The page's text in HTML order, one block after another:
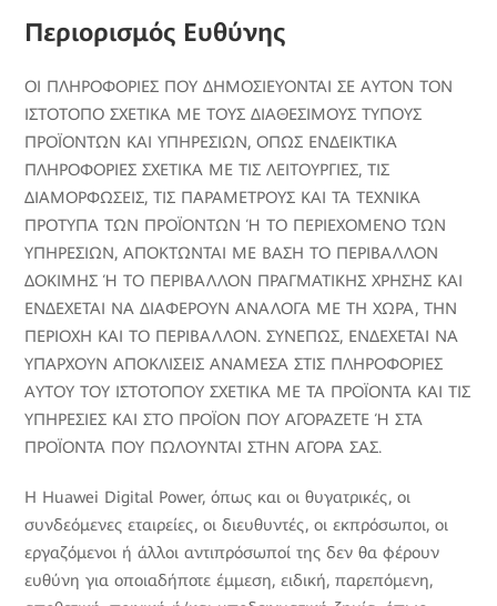
Περιορισμός Ευθύνης
ΟΙ ΠΛΗΡΟΦΟΡΙΕΣ ΠΟΥ ΔΗΜΟΣΙΕΥΟΝΤΑΙ ΣΕ ΑΥΤΟΝ ΤΟΝ
ΙΣΤΟΤΟΠΟ ΣΧΕΤΙΚΑ ΜΕ ΤΟΥΣ ΔΙΑΘΕΣΙΜΟΥΣ ΤΥΠΟΥΣ
ΠΡΟΪΟΝΤΩΝ ΚΑΙ ΥΠΗΡΕΣΙΩΝ, ΟΠΩΣ ΕΝΔΕΙΚΤΙΚΑ
ΠΛΗΡΟΦΟΡΙΕΣ ΣΧΕΤΙΚΑ ΜΕ ΤΙΣ ΛΕΙΤΟΥΡΓΙΕΣ, ΤΙΣ
ΔΙΑΜΟΡΦΩΣΕΙΣ, ΤΙΣ ΠΑΡΑΜΕΤΡΟΥΣ ΚΑΙ ΤΑ ΤΕΧΝΙΚΑ
ΠΡΟΤΥΠΑ ΤΩΝ ΠΡΟΪΟΝΤΩΝ Ή ΤΟ ΠΕΡΙΕΧΟΜΕΝΟ ΤΩΝ
ΥΠΗΡΕΣΙΩΝ, ΑΠΟΚΤΩΝΤΑΙ ΜΕ ΒΑΣΗ ΤΟ ΠΕΡΙΒΑΛΛΟΝ
ΔΟΚΙΜΗΣ Ή ΤΟ ΠΕΡΙΒΑΛΛΟΝ ΠΡΑΓΜΑΤΙΚΗΣ ΧΡΗΣΗΣ ΚΑΙ
ΕΝΔΕΧΕΤΑΙ ΝΑ ΔΙΑΦΕΡΟΥΝ ΑΝΑΛΟΓΑ ΜΕ ΤΗ ΧΩΡΑ, ΤΗΝ
ΠΕΡΙΟΧΗ ΚΑΙ ΤΟ ΠΕΡΙΒΑΛΛΟΝ. ΣΥΝΕΠΩΣ, ΕΝΔΕΧΕΤΑΙ ΝΑ
ΥΠΑΡΧΟΥΝ ΑΠΟΚΛΙΣΕΙΣ ΑΝΑΜΕΣΑ ΣΤΙΣ ΠΛΗΡΟΦΟΡΙΕΣ
ΑΥΤΟΥ ΤΟΥ ΙΣΤΟΤΟΠΟΥ ΣΧΕΤΙΚΑ ΜΕ ΤΑ ΠΡΟΪΟΝΤΑ ΚΑΙ ΤΙΣ
ΥΠΗΡΕΣΙΕΣ ΚΑΙ ΣΤΟ ΠΡΟΪΟΝ ΠΟΥ ΑΓΟΡΑΖΕΤΕ Ή ΣΤΑ
ΠΡΟΪΟΝΤΑ ΠΟΥ ΠΩΛΟΥΝΤΑΙ ΣΤΗΝ ΑΓΟΡΑ ΣΑΣ.
Η Huawei Digital Power, όπως και οι θυγατρικές, οι
συνδεόμενες εταιρείες, οι διευθυντές, οι εκπρόσωποι, οι
εργαζόμενοι ή άλλοι αντιπρόσωποί της δεν θα φέρουν
ευθύνη για οποιαδήποτε έμμεση, ειδική, παρεπόμενη,